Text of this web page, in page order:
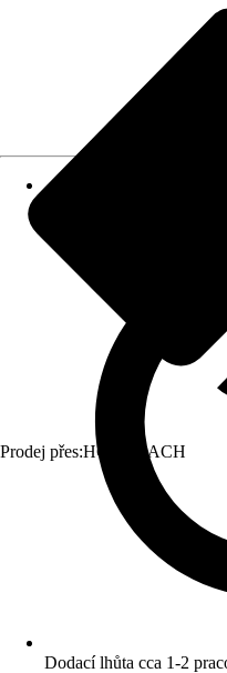
Prodej přes:HORNBACH
Dodací lhůta cca 1-2